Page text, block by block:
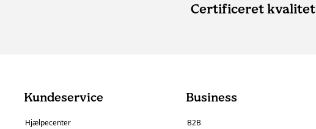
Certificeret kvalitet
Kundeservice
Hjælpecenter
Business
B2B